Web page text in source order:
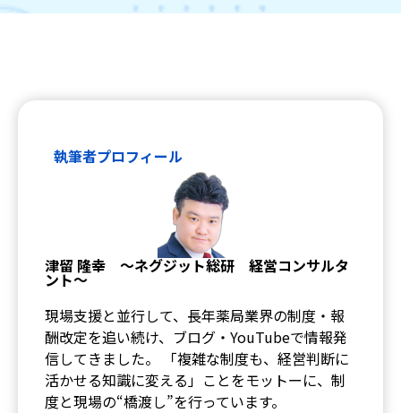
執筆者プロフィール
津留 隆幸 ～ネグジット総研 経営コンサルタ
ント～
現場支援と並行して、長年薬局業界の制度・報
酬改定を追い続け、ブログ・YouTubeで情報発
信してきました。 「複雑な制度も、経営判断に
活かせる知識に変える」ことをモットーに、制
度と現場の“橋渡し”を行っています。
最新三大オプション
薬歴navi AI
らくらく処方箋
入力本部入力システム
調剤くんブランド
調剤くんの歩み
ユーザーの声
お役立ち情報
調剤くんチャンネル